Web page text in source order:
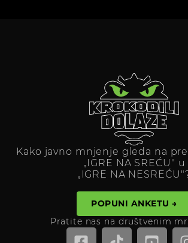
Kako javno mnjenje gleda na
„IGRE NA SREĆU" u
„IGRE NA
POPUNI ANKETU →
Pratite nas na društvenim